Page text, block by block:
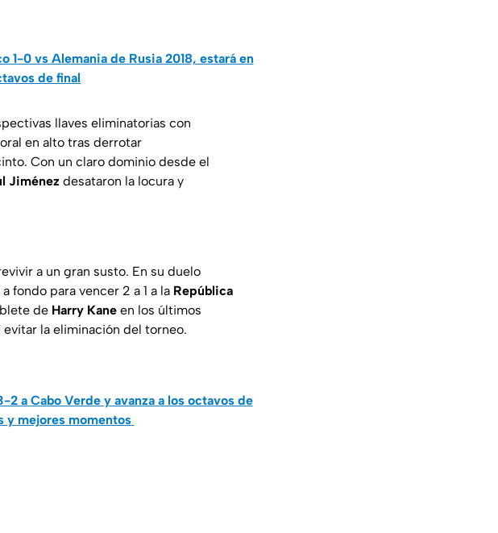
0 vs Alemania de Rusia 2018, estará en
de final
llaves eliminatorias con
en alto tras derrotar
Con un claro dominio desde el
Jiménez desataron la locura y
a un gran susto. En su duelo
fondo para vencer 2 a 1 a la República
de Harry Kane en los últimos
la eliminación del torneo.
a Cabo Verde y avanza a los octavos de
y mejores momentos